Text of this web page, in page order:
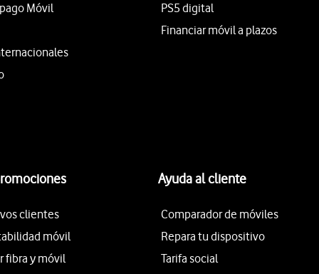
Móvil
PS5 digital
Financiar móvil a plazos
clientes
móvil
fibra y móvil
Ayuda al cliente
Comparador de móviles
Repara tu dispositivo
Tarifa social